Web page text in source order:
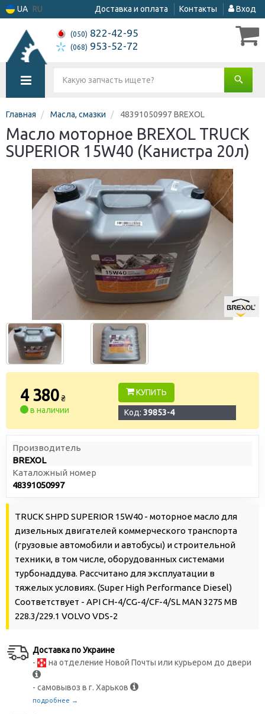
UA RU Доставка и оплата Контакты Вход
(050) 822-42-95
(068) 953-52-72
Главная Масла, смазки 48391050997 BREXOL
Масло моторное BREXOL TRUCK
SUPERIOR 15W40 (Канистра 20л)
4 380₴
в наличии
КУПИТЬ
Код: 39853-4
Производитель
BREXOL
Каталожный номер
48391050997
TRUCK SHPD SUPERIOR 15W40 - моторное масло для
дизельных двигателей коммерческого транспорта
(грузовые автомобили и автобусы) и строительной
техники, в том числе, оборудованных системами
турбонаддува. Рассчитано для эксплуатации в
тяжелых условиях. (Super High Performance Diesel)
Соответствует - API CH-4/CG-4/CF-4/SL MAN 3275 MB
228.3/229.1 VOLVO VDS-2
Доставка по Украине
-
на отделение Новой Почты или курьером до двери
- самовывоз в г. Харьков
подробнее →